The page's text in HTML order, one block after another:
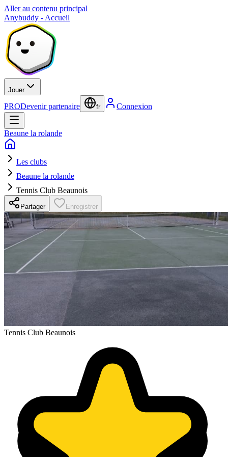
Aller au contenu principal
Anybuddy - Accueil
Jouer
PRODevenir partenaire fr Connexion
Beaune la rolande
Les clubs
Beaune la rolande
Tennis Club Beaunois
Partager Enregistrer
Tennis Club Beaunois